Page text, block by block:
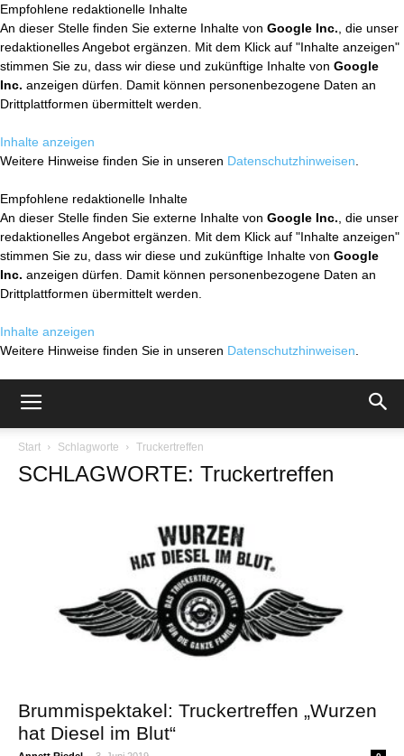
Empfohlene redaktionelle Inhalte
An dieser Stelle finden Sie externe Inhalte von Google Inc. , die unser
redaktionelles Angebot ergänzen. Mit dem Klick auf "Inhalte anzeigen"
stimmen Sie zu, dass wir diese und zukünftige Inhalte von Google
Inc. anzeigen dürfen. Damit können personenbezogene Daten an
Drittplattformen übermittelt werden.
Inhalte anzeigen
Weitere Hinweise finden Sie in unseren Datenschutzhinweisen
Empfohlene redaktionelle Inhalte
An dieser Stelle finden Sie externe Inhalte von Google Inc. , die unser
redaktionelles Angebot ergänzen. Mit dem Klick auf "Inhalte anzeigen"
stimmen Sie zu, dass wir diese und zukünftige Inhalte von Google
Inc. anzeigen dürfen. Damit können personenbezogene Daten an
Drittplattformen übermittelt werden.
Inhalte anzeigen
Weitere Hinweise finden Sie in unseren Datenschutzhinweisen
Start Schlagworte Truckertreffen
SCHLAGWORTE: Truckertreffen
Brummispektakel: Truckertreffen „Wurzen
hat Diesel im Blut“